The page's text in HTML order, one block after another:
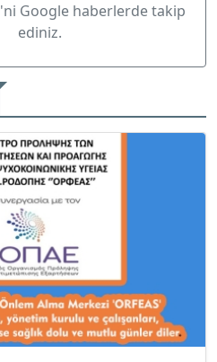
'ni Google haberlerde takip
ediniz.